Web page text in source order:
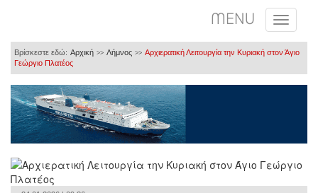
MENU
Βρίσκεστε εδώ: Αρχική >> Λήμνος >> Αρχιερατική Λειτουργία την Κυριακή στον Άγιο
Γεώργιο Πλατέος